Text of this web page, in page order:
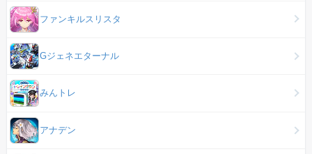
ファンキルスリスタ
Gジェネエターナル
みんトレ
アナデン